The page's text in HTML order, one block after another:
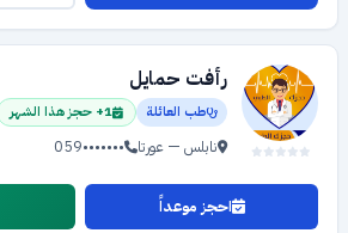
رأفت حمايل
طب العائلة 1+ حجز هذا الشهر
نابلس — عورتا 059•••••••
احجز موعداً